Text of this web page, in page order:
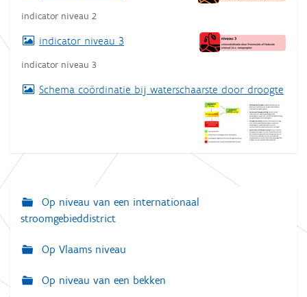
indicator niveau 2
indicator niveau 3
indicator niveau 3
Schema coördinatie bij waterschaarste door droogte
N
a
v
g
Op niveau van een internationaal
stroomgebieddistrict
Op Vlaams niveau
Op niveau van een bekken